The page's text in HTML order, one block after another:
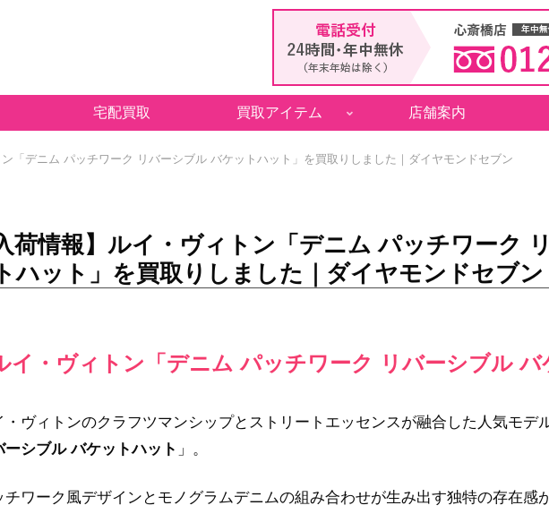
宅配買取 買取アイテム 店舗案内
「デニム パッチワーク リバーシブル バケットハット」を買取りしました｜ダイヤモンドセブン
荷情報】ルイ・ヴィトン「デニム パッチワーク
ハット」を買取りしました｜ダイヤモンドセブン
イ・ヴィトン「デニム パッチワーク リバーシブル バ
・ヴィトンのクラフツマンシップとストリートエッセンスが融合した人気モデ
ーシブル バケットハット 」。
チワーク風デザインとモノグラムデニムの組み合わせが生み出す独特の存在感